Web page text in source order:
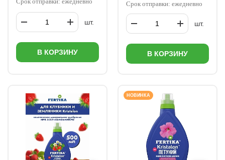
шт.
В КОРЗИНУ
Срок отправки: ежедневно
шт.
В КОРЗИНУ
НОВИНКА